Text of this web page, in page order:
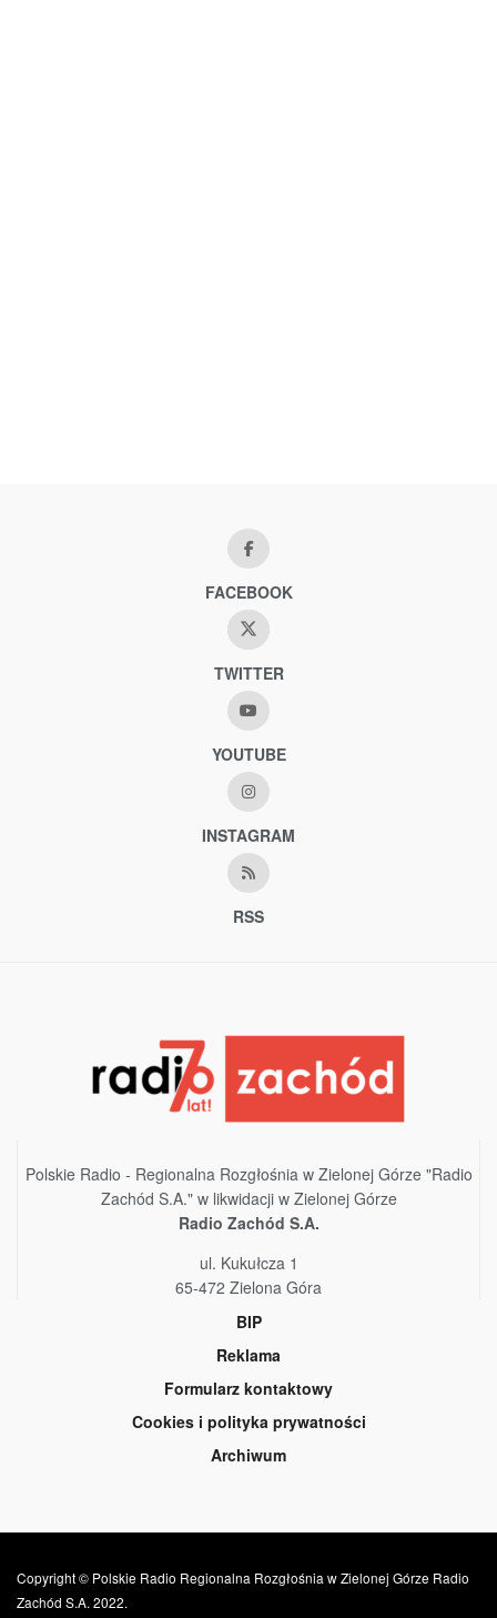
FACEBOOK
TWITTER
YOUTUBE
INSTAGRAM
RSS
Polskie Radio - Regionalna Rozgłośnia w Zielonej Górze "Radio
Zachód S.A." w likwidacji w Zielonej Górze
Radio Zachód S.A.
ul. Kukułcza 1
65-472 Zielona Góra
BIP
Reklama
Formularz kontaktowy
Cookies i polityka prywatności
Archiwum
Copyright © Polskie Radio Regionalna Rozgłośnia w Zielonej Górze Radio
Zachód S.A. 2022.